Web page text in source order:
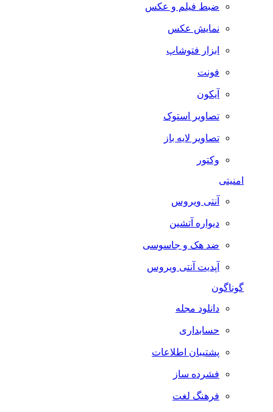
ضبط فيلم و عكس
نمایش عکس
ابزار فتوشاپ
فونت
آیکون
تصاویر استوک
تصاویر لایه باز
وکتور
امنیتی
آنتی ویروس
دیواره آتشین
ضد هک و جاسوسی
آپدیت آنتی ویروس
گوناگون
دانلود مجله
حسابداری
پشتیبان اطلاعات
فشرده ساز
فرهنگ لغت